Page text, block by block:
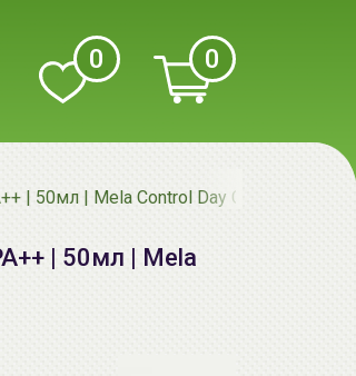
0 0
| 50мл | Mela Control Day Cream, SPF 32
| 50мл | Mela